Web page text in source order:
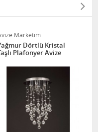
Marketim
Dörtlü Kristal
Plafonyer Avize